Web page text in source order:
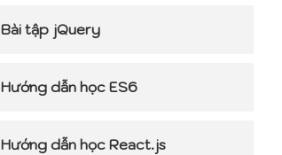
Bài tập jQuery
Hướng dẫn học ES6
Hướng dẫn học React.js